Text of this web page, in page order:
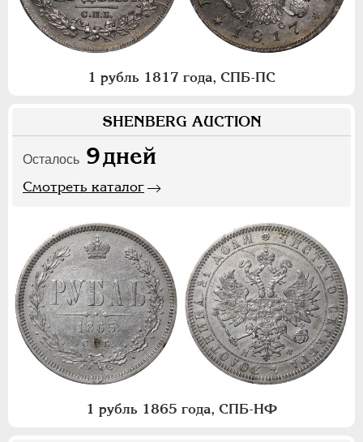
1 рубль 1817 года, СПБ-ПС
SHENBERG AUCTION
Осталось 9дней
Смотреть каталог
1 рубль 1865 года, СПБ-НФ